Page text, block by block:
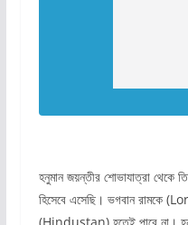
হনুমান জয়ন্তীর শোভাযাত্রা থেকে
হিসেবে এসেছি। ভগবান রামকে